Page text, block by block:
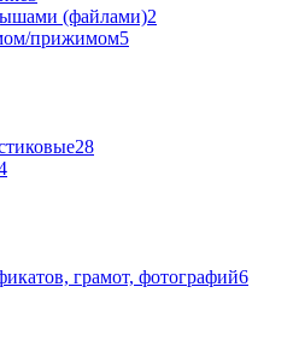
(файлами)2
прижимом5
28
грамот, фотографий6